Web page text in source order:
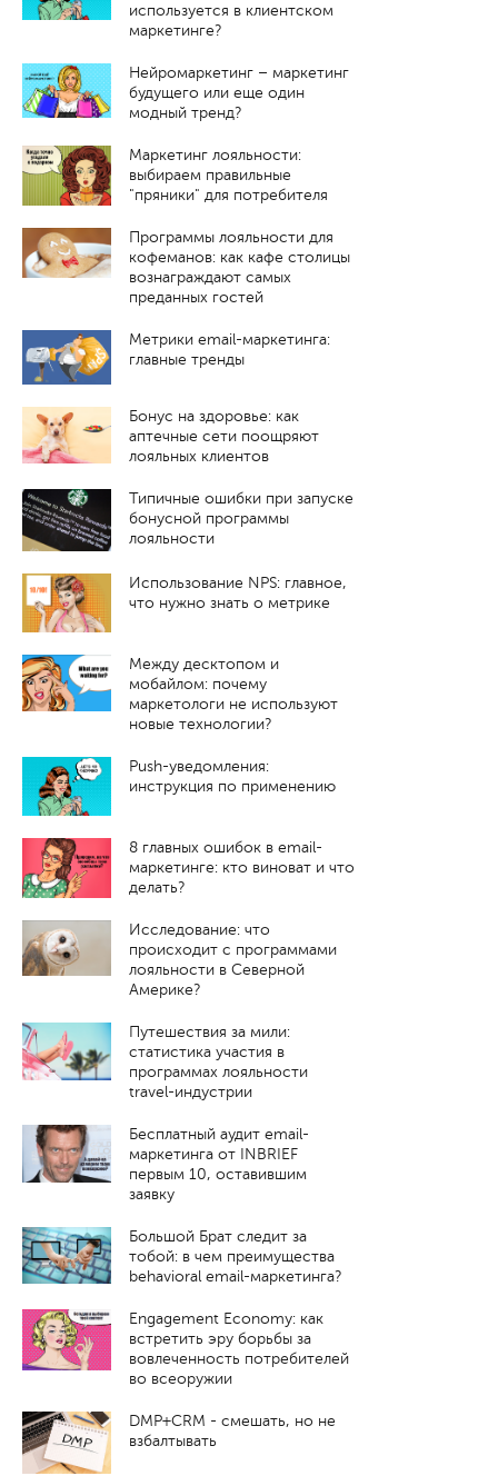
используется в клиентском
маркетинге?
Нейромаркетинг – маркетинг
будущего или еще один
модный тренд?
Маркетинг лояльности:
выбираем правильные
"пряники" для потребителя
Программы лояльности для
кофеманов: как кафе столицы
вознаграждают самых
преданных гостей
Метрики email-маркетинга:
главные тренды
Бонус на здоровье: как
аптечные сети поощряют
лояльных клиентов
Типичные ошибки при запуске
бонусной программы
лояльности
Использование NPS: главное,
что нужно знать о метрике
Между десктопом и
мобайлом: почему
маркетологи не используют
новые технологии?
Push-уведомления:
инструкция по применению
8 главных ошибок в email-
маркетинге: кто виноват и что
делать?
Исследование: что
происходит с программами
лояльности в Северной
Америке?
Путешествия за мили:
статистика участия в
программах лояльности
travel-индустрии
Бесплатный аудит email-
маркетинга от INBRIEF
первым 10, оставившим
заявку
Большой Брат следит за
тобой: в чем преимущества
behavioral email-маркетинга?
Engagement Economy: как
встретить эру борьбы за
вовлеченность потребителей
во всеоружии
DMP+CRM - смешать, но не
взбалтывать